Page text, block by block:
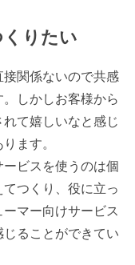
りたい
関係ないので共感
しかしお客様から
て嬉しいなと感じ
ます。
ビスを使うのは個
つくり、役に立っ
マー向けサービス
ることができてい